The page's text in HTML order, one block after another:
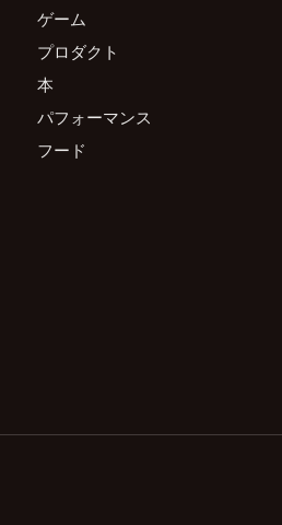
ゲーム
プロダクト
本
パフォーマンス
フード